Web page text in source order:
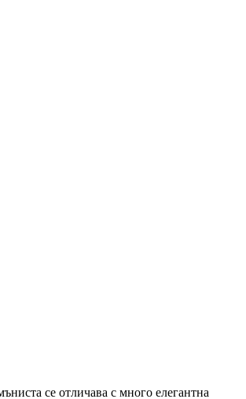
се отличава с много елегантна